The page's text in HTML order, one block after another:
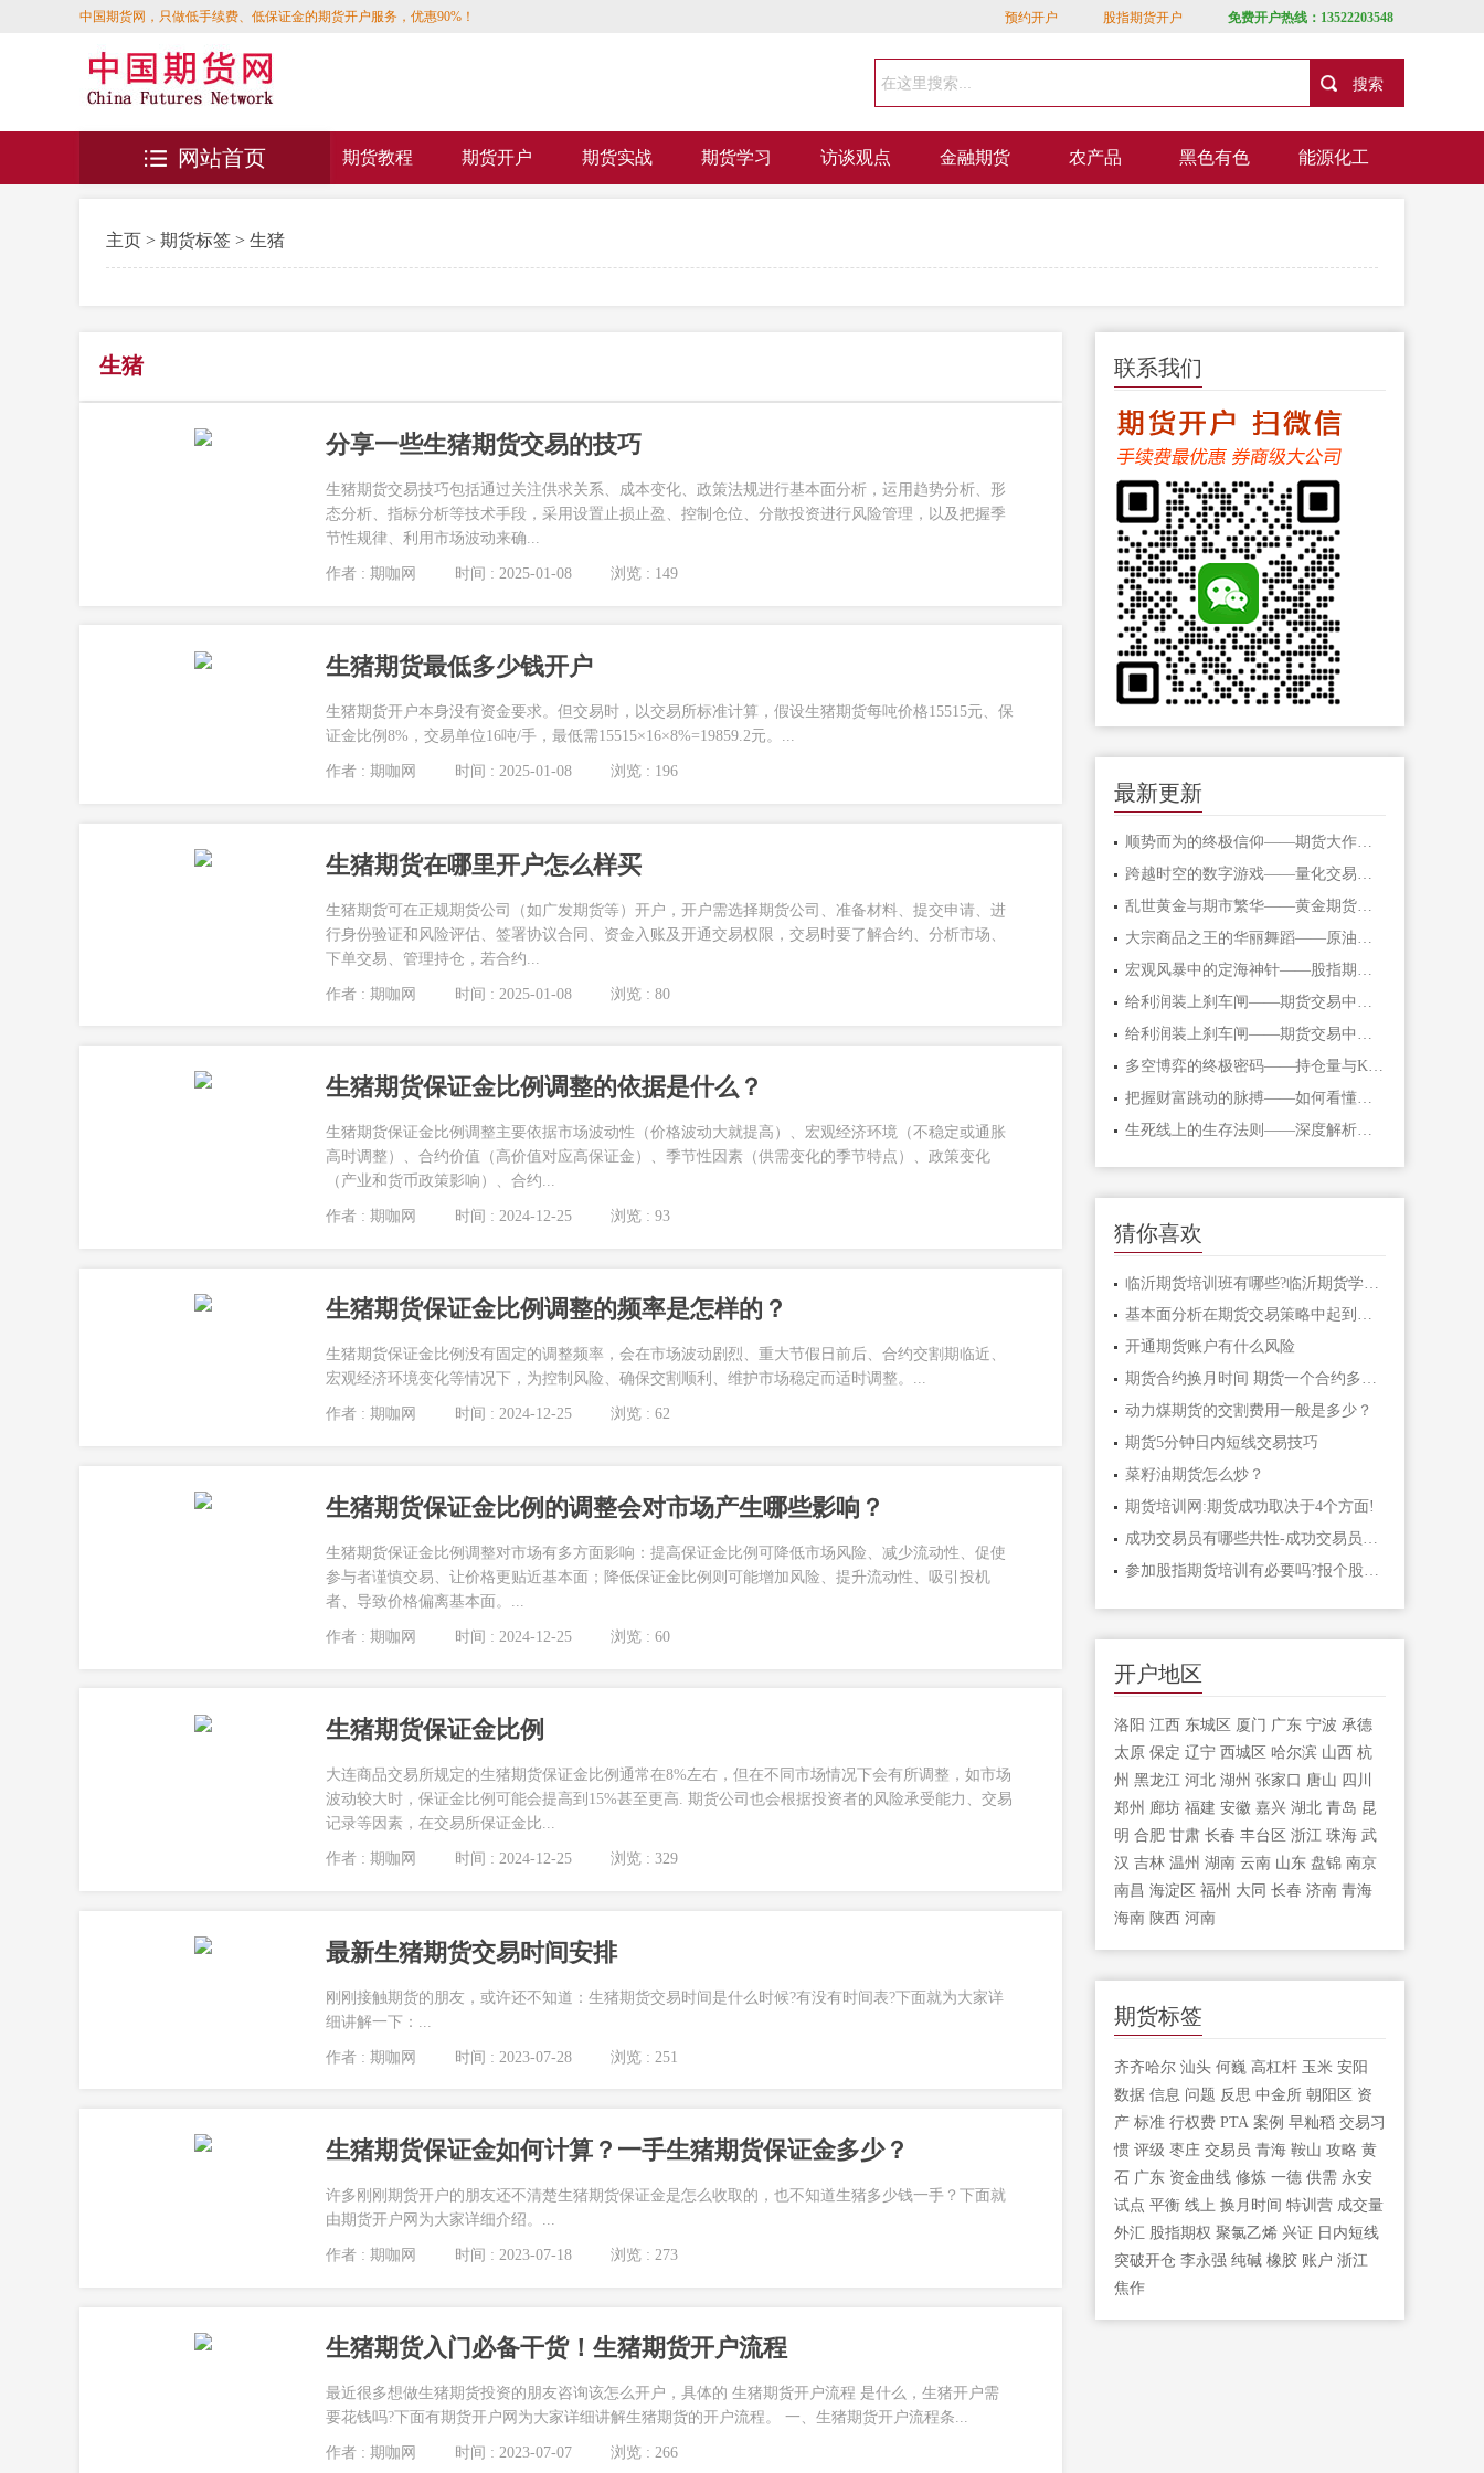
中国期货网，只做低手续费、低保证金的期货开户服务，优惠90%！ 预约开户 股指期货开户 免费开户热线：13522203548
期货教程 期货开户 期货实战 期货学习 访谈观点 金融期货 农产品 黑色有色 能源化工
网站首页
主页 > 期货标签 > 生猪
生猪
分享一些生猪期货交易的技巧
生猪期货交易技巧包括通过关注供求关系、成本变化、政策法规进行基本面分析，运用趋势分析、形
态分析、指标分析等技术手段，采用设置止损止盈、控制仓位、分散投资进行风险管理，以及把握季
节性规律、利用市场波动来确...
作者 : 期咖网 时间 : 2025-01-08 浏览 : 149
生猪期货最低多少钱开户
生猪期货开户本身没有资金要求。但交易时，以交易所标准计算，假设生猪期货每吨价格15515元、保
证金比例8%，交易单位16吨/手，最低需15515×16×8%=19859.2元。...
作者 : 期咖网 时间 : 2025-01-08 浏览 : 196
生猪期货在哪里开户怎么样买
生猪期货可在正规期货公司（如广发期货等）开户，开户需选择期货公司、准备材料、提交申请、进
行身份验证和风险评估、签署协议合同、资金入账及开通交易权限，交易时要了解合约、分析市场、
下单交易、管理持仓，若合约...
作者 : 期咖网 时间 : 2025-01-08 浏览 : 80
生猪期货保证金比例调整的依据是什么？
生猪期货保证金比例调整主要依据市场波动性（价格波动大就提高）、宏观经济环境（不稳定或通胀
高时调整）、合约价值（高价值对应高保证金）、季节性因素（供需变化的季节特点）、政策变化
（产业和货币政策影响）、合约...
作者 : 期咖网 时间 : 2024-12-25 浏览 : 93
生猪期货保证金比例调整的频率是怎样的？
生猪期货保证金比例没有固定的调整频率，会在市场波动剧烈、重大节假日前后、合约交割期临近、
宏观经济环境变化等情况下，为控制风险、确保交割顺利、维护市场稳定而适时调整。...
作者 : 期咖网 时间 : 2024-12-25 浏览 : 62
生猪期货保证金比例的调整会对市场产生哪些影响？
生猪期货保证金比例调整对市场有多方面影响：提高保证金比例可降低市场风险、减少流动性、促使
参与者谨慎交易、让价格更贴近基本面；降低保证金比例则可能增加风险、提升流动性、吸引投机
者、导致价格偏离基本面。...
作者 : 期咖网 时间 : 2024-12-25 浏览 : 60
生猪期货保证金比例
大连商品交易所规定的生猪期货保证金比例通常在8%左右，但在不同市场情况下会有所调整，如市场
波动较大时，保证金比例可能会提高到15%甚至更高. 期货公司也会根据投资者的风险承受能力、交易
记录等因素，在交易所保证金比...
作者 : 期咖网 时间 : 2024-12-25 浏览 : 329
最新生猪期货交易时间安排
刚刚接触期货的朋友，或许还不知道：生猪期货交易时间是什么时候?有没有时间表?下面就为大家详
细讲解一下：...
作者 : 期咖网 时间 : 2023-07-28 浏览 : 251
生猪期货保证金如何计算？一手生猪期货保证金多少？
许多刚刚期货开户的朋友还不清楚生猪期货保证金是怎么收取的，也不知道生猪多少钱一手？下面就
由期货开户网为大家详细介绍。...
作者 : 期咖网 时间 : 2023-07-18 浏览 : 273
生猪期货入门必备干货！生猪期货开户流程
最近很多想做生猪期货投资的朋友咨询该怎么开户，具体的 生猪期货开户流程 是什么，生猪开户需
要花钱吗?下面有期货开户网为大家详细讲解生猪期货的开户流程。 一、生猪期货开户流程条...
作者 : 期咖网 时间 : 2023-07-07 浏览 : 266
联系我们
最新更新
顺势而为的终极信仰——期货大作手的修
跨越时空的数字游戏——量化交易在期货
乱世黄金与期市繁华——黄金期货的避险
大宗商品之王的华丽舞蹈——原油期货的
宏观风暴中的定海神针——股指期货的对
给利润装上刹车闸——期货交易中不可逾
把握财富跳动的脉搏——如何看懂期货主
生死线上的生存法则——深度解析期货爆
猜你喜欢
临沂期货培训班有哪些?临沂期货学习课程
基本面分析在期货交易策略中起到什么作
开通期货账户有什么风险
期货合约换月时间 期货一个合约多长时间
动力煤期货的交割费用一般是多少？
期货5分钟日内短线交易技巧
菜籽油期货怎么炒？
期货培训网:期货成功取决于4个方面!
开户地区
洛阳 江西 东城区 厦门 广东 宁波 承德
太原 保定 辽宁 西城区 哈尔滨 山西 杭
州 黑龙江 河北 湖州 张家口 唐山 四川
郑州 廊坊 福建 安徽 嘉兴 湖北 青岛 昆
明 合肥 甘肃 长春 丰台区 浙江 珠海 武
汉 吉林 温州 湖南 云南 山东 盘锦 南京
南昌 海淀区 福州 大同 长春 济南 青海
海南 陕西 河南
期货标签
齐齐哈尔 汕头 何巍 高杠杆 玉米 安阳
数据 信息 问题 反思 中金所 朝阳区 资
产 标准 行权费 PTA 案例 早籼稻 交易习
惯 评级 枣庄 交易员 青海 鞍山 攻略 黄
石 广东 资金曲线 修炼 一德 供需 永安
试点 平衡 线上 换月时间 特训营 成交量
外汇 股指期权 聚氯乙烯 兴证 日内短线
突破开仓 李永强 纯碱 橡胶 账户 浙江
焦作